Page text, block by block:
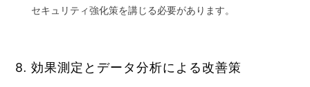
セキュリティ強化策を講じる必要があります。
8. 効果測定とデータ分析による改善策